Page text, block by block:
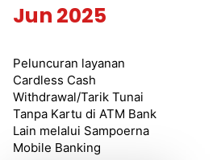
Jun 2025
Peluncuran layanan
Cardless Cash
Withdrawal/Tarik Tunai
Tanpa Kartu di ATM Bank
Lain melalui Sampoerna
Mobile Banking